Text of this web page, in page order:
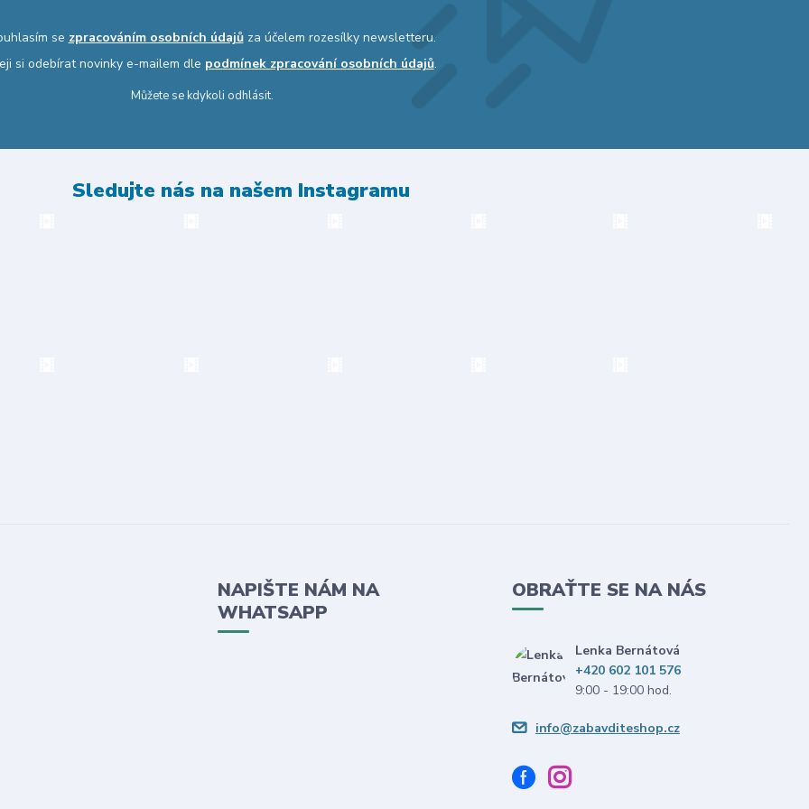
se zpracováním osobních údajůza účelem rozesílky newsletteru.
si odebírat novinky e-mailem dle podmínek zpracování osobních údajů.
Můžete se kdykoli odhlásit.
Sledujte nás na našem Instagramu
NAPIŠTE NÁM NA
WHATSAPP
OBRAŤTE SE NA NÁS
Lenka Bernátová
+420 602 101 576
9:00 - 19:00 hod.
info@zabavditeshop.cz